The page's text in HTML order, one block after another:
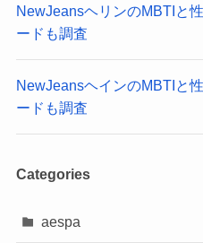
NewJeansヘリンのMBTIと
ードも調査
NewJeansヘインのMBTIと
ードも調査
Categories
aespa